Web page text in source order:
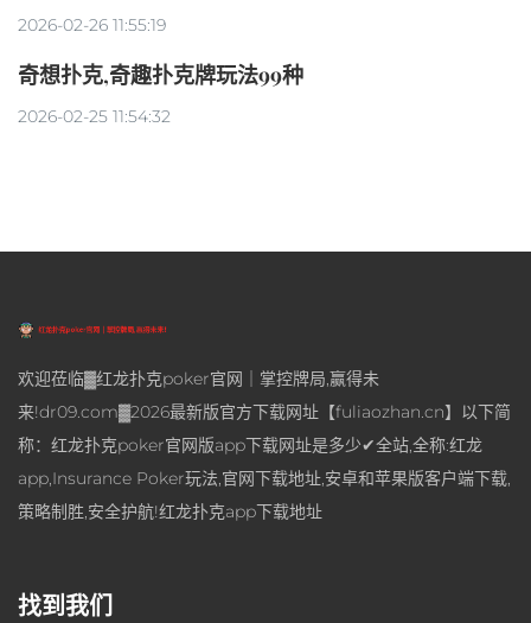
2026-02-26 11:55:19
奇想扑克,奇趣扑克牌玩法99种
2026-02-25 11:54:32
欢迎莅临▓红龙扑克poker官网｜掌控牌局,赢得未
来!dr09.com▓2026最新版官方下载网址【fuliaozhan.cn】以下简
称：红龙扑克poker官网版app下载网址是多少✔全站,全称:红龙
app,Insurance Poker玩法,官网下载地址,安卓和苹果版客户端下载,
策略制胜,安全护航!红龙扑克app下载地址
找到我们